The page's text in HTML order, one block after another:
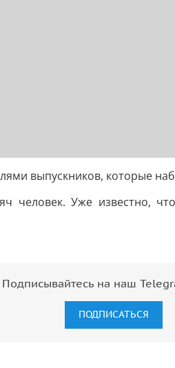
выпускников, которые
человек. Уже известно,
Подписывайтесь на наш
ПОДПИСАТЬСЯ